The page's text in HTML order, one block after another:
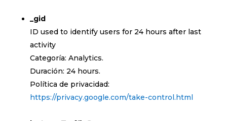
_gid
ID used to identify users for 24 hours after last
activity
Categoría: Analytics.
Duración: 24 hours.
Política de privacidad:
https://privacy.google.com/take-control.html